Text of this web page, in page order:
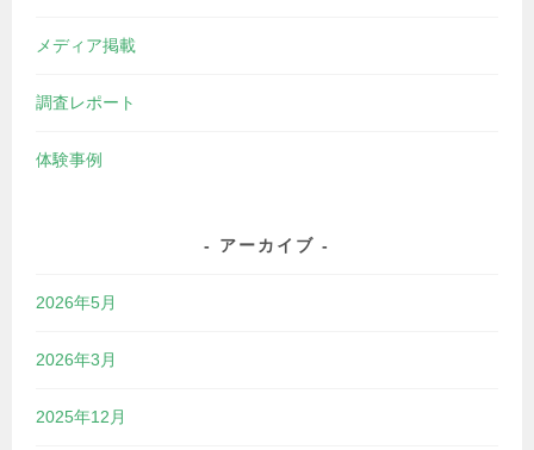
メディア掲載
調査レポート
体験事例
アーカイブ
2026年5月
2026年3月
2025年12月